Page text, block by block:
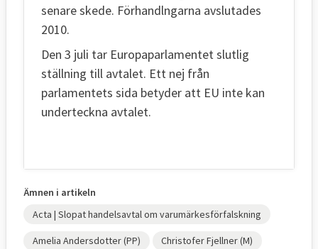
senare skede. Förhandlngarna avslutades
2010.
Den 3 juli tar Europaparlamentet slutlig
ställning till avtalet. Ett nej från
parlamentets sida betyder att EU inte kan
underteckna avtalet.
Ämnen i artikeln
Acta | Slopat handelsavtal om varumärkesförfalskning
Amelia Andersdotter (PP) Christofer Fjellner (M)